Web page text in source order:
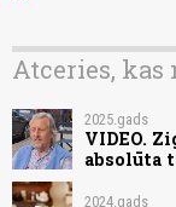
Atceries, kas
2025.gads
VIDEO.
absolūta
2024.gads